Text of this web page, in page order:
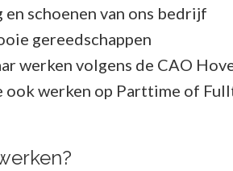
schoenen van ons bedrijf
gereedschappen
werken volgens de CAO
ook werken op Parttime of